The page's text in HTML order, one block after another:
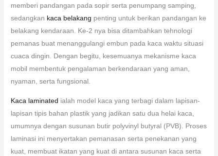
memberi pandangan pada sopir serta penumpang samping,
sedangkan kaca belakang penting untuk berikan pandangan ke
belakang kendaraan. Ke-2 nya bisa ditambahkan tehnologi
pemanas buat menanggulangi embun pada kaca waktu situasi
cuaca dingin. Dengan begitu, kesemuanya mekanisme kaca
mobil membentuk pengalaman berkendaraan yang aman,
nyaman, serta fungsional.
Kaca laminated ialah model kaca yang terbagi dalam lapisan-
lapisan tipis bahan plastik yang jadikan satu dua helai kaca,
umumnya dengan susunan butir polyvinyl butyral (PVB). Proses
laminasi ini menyertakan pemanasan serta penekanan yang
kuat, membuat ikatan yang kuat di antara susunan kaca serta